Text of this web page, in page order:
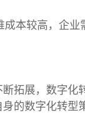
本较高，企
拓展，数字
的数字化转型